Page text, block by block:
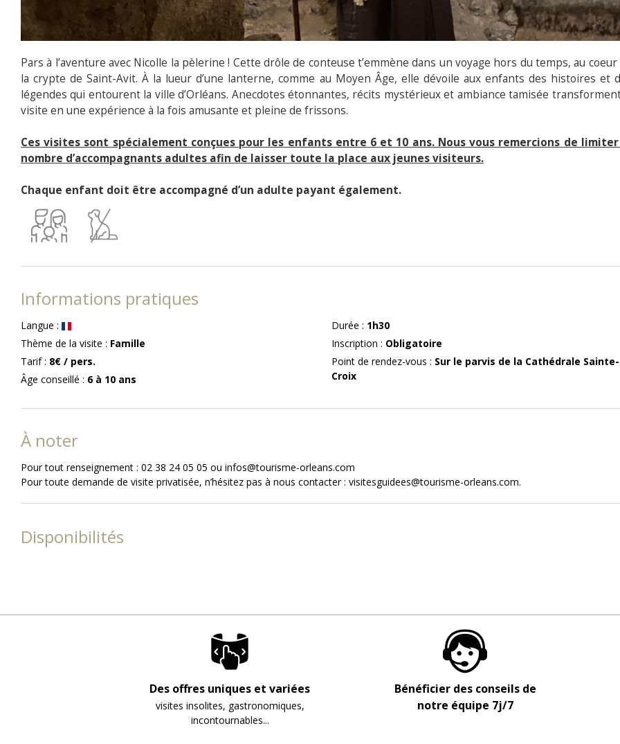
Pars à l’aventure avec Nicolle la pèlerine ! Cette drôle de conteuse t’emmène dans un voyage hors du temps, au coeur
la crypte de Saint-Avit. À la lueur d’une lanterne, comme au Moyen Âge, elle dévoile aux enfants des histoires et
légendes qui entourent la ville d’Orléans. Anecdotes étonnantes, récits mystérieux et ambiance tamisée
visite en une expérience à la fois amusante et pleine de frissons.
Ces visites sont spécialement conçues pour les enfants entre 6 et 10 ans. Nous vous remercions de
nombre d’accompagnants adultes afin de laisser toute la place aux jeunes visiteurs.
Chaque enfant doit être accompagné d’un adulte payant également.
Informations pratiques
Langue :
Thème de la visite : Famille
Tarif: 8€ / pers.
Âge conseillé : 6 à 10 ans
Durée : 1h30
Inscription : Obligatoire
Point de rendez-vous : Sur le parvis de la Cathédrale Sainte-
Croix
À noter
Pour tout renseignement : 02 38 24 05 05 ou infos@tourisme-orleans.com
Pour toute demande de visite privatisée, n’hésitez pas à nous contacter : visitesguidees@tourisme-orleans.com.
Disponibilités
visites insolites, gastronomiques,
incontournables...
Des offres uniques et variées
Bénéficier des conseils de
notre équipe 7j/7